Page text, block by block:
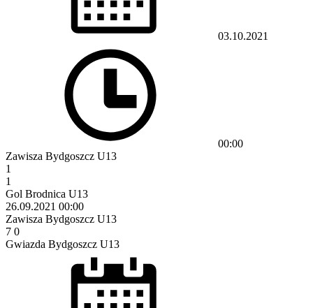
03.10.2021
00:00
Zawisza Bydgoszcz U13
1
1
Gol Brodnica U13
26.09.2021 00:00
Zawisza Bydgoszcz U13
7 0
Gwiazda Bydgoszcz U13